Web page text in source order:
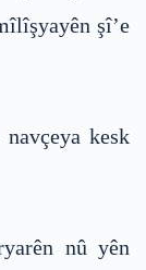
şî’e
kesk
nû yên